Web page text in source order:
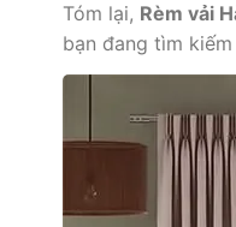
Tóm lại, Rèm vải
bạn đang tìm